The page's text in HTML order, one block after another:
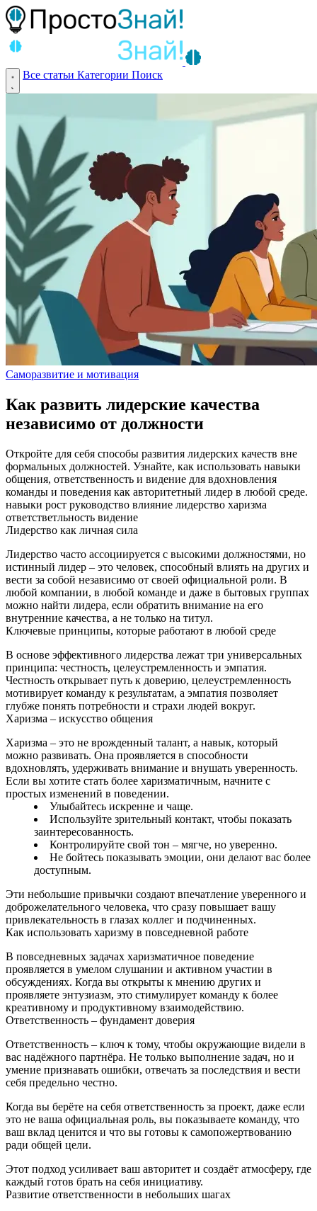
Все статьи Категории Поиск
Саморазвитие и мотивация
Как развить лидерские качества
независимо от должности
Откройте для себя способы развития лидерских качеств вне
формальных должностей. Узнайте, как использовать навыки
общения, ответственность и видение для вдохновления
команды и поведения как авторитетный лидер в любой среде.
навыки рост руководство влияние лидерство харизма
ответстветльность видение
Лидерство как личная сила
Лидерство часто ассоциируется с высокими должностями, но
истинный лидер – это человек, способный влиять на других и
вести за собой независимо от своей официальной роли. В
любой компании, в любой команде и даже в бытовых группах
можно найти лидера, если обратить внимание на его
внутренние качества, а не только на титул.
Ключевые принципы, которые работают в любой среде
В основе эффективного лидерства лежат три универсальных
принципа: честность, целеустремленность и эмпатия.
Честность открывает путь к доверию, целеустремленность
мотивирует команду к результатам, а эмпатия позволяет
глубже понять потребности и страхи людей вокруг.
Харизма – искусство общения
Харизма – это не врожденный талант, а навык, который
можно развивать. Она проявляется в способности
вдохновлять, удерживать внимание и внушать уверенность.
Если вы хотите стать более харизматичным, начните с
простых изменений в поведении.
Улыбайтесь искренне и чаще.
Используйте зрительный контакт, чтобы показать
заинтересованность.
Контролируйте свой тон – мягче, но уверенно.
Не бойтесь показывать эмоции, они делают вас более
доступным.
Эти небольшие привычки создают впечатление уверенного и
доброжелательного человека, что сразу повышает вашу
привлекательность в глазах коллег и подчиненных.
Как использовать харизму в повседневной работе
В повседневных задачах харизматичное поведение
проявляется в умелом слушании и активном участии в
обсуждениях. Когда вы открыты к мнению других и
проявляете энтузиазм, это стимулирует команду к более
креативному и продуктивному взаимодействию.
Ответственность – фундамент доверия
Ответственность – ключ к тому, чтобы окружающие видели в
вас надёжного партнёра. Не только выполнение задач, но и
умение признавать ошибки, отвечать за последствия и вести
себя предельно честно.
Когда вы берёте на себя ответственность за проект, даже если
это не ваша официальная роль, вы показываете команду, что
ваш вклад ценится и что вы готовы к самопожертвованию
ради общей цели.
Этот подход усиливает ваш авторитет и создаёт атмосферу, где
каждый готов брать на себя инициативу.
Развитие ответственности в небольших шагах